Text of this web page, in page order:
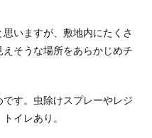
いますが、敷地内にたくさ
そうな場所をあらかじめチ
す。虫除けスプレーやレジ
イレあり。